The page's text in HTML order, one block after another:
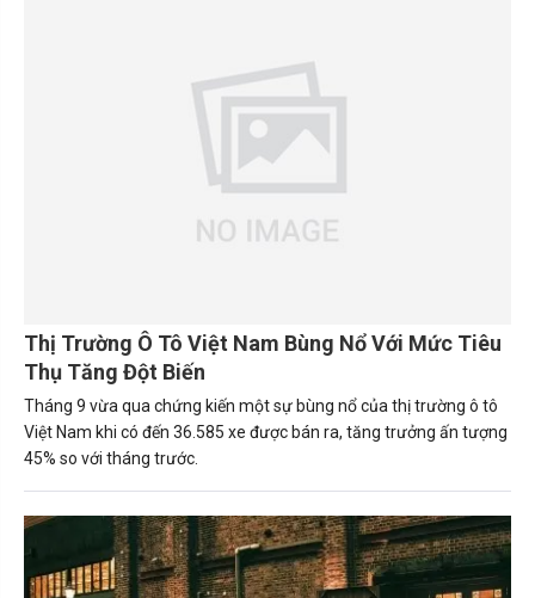
Thị Trường Ô Tô Việt Nam Bùng Nổ Với Mức Tiêu
Thụ Tăng Đột Biến
Tháng 9 vừa qua chứng kiến một sự bùng nổ của thị trường ô tô
Việt Nam khi có đến 36.585 xe được bán ra, tăng trưởng ấn tượng
45% so với tháng trước.